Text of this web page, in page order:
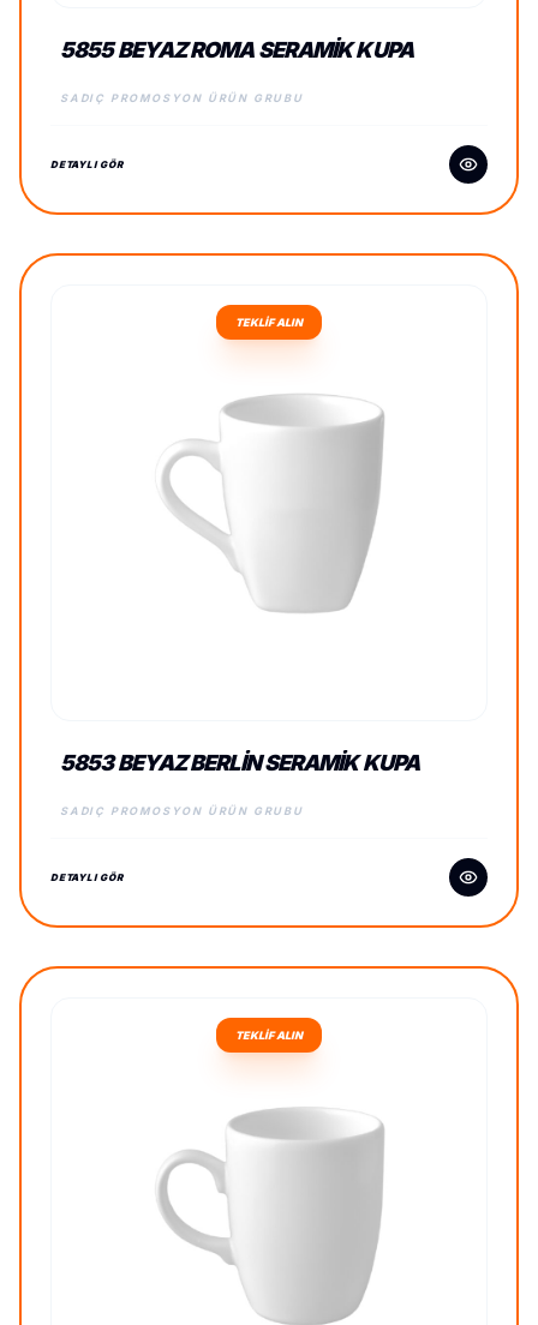
5855 BEYAZ ROMA SERAMIK KUPA
SADIÇ PROMOSYON ÜRÜN GRUBU
DETAYLI GÖR
TEKLİF ALIN
5853 BEYAZ BERLIN SERAMIK KUPA
SADIÇ PROMOSYON ÜRÜN GRUBU
DETAYLI GÖR
TEKLİF ALIN